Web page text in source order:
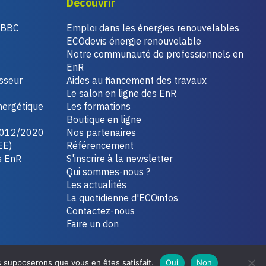
2020
EnR
Emploi dans les énergies renouvelables
ECOdevis énergie renouvelable
Notre communauté de professionnels en
EnR
Aides au financement des travaux
Le salon en ligne des EnR
Les formations
Boutique en ligne
Nos partenaires
Référencement
S'inscrire à la newsletter
Qui sommes-nous ?
Les actualités
La quotidienne d'ECOinfos
Contactez-nous
Faire un don
que vous en êtes satisfait. Oui Non